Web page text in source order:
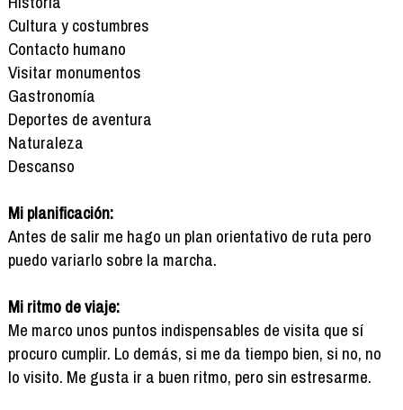
Cultura y costumbres
Contacto humano
Visitar monumentos
Gastronomía
Deportes de aventura
Naturaleza
Descanso
Mi planificación:
Antes de salir me hago un plan orientativo de ruta pero
puedo variarlo sobre la marcha.
Mi ritmo de viaje:
Me marco unos puntos indispensables de visita que sí
procuro cumplir. Lo demás, si me da tiempo bien, si no, no
lo visito. Me gusta ir a buen ritmo, pero sin estresarme.